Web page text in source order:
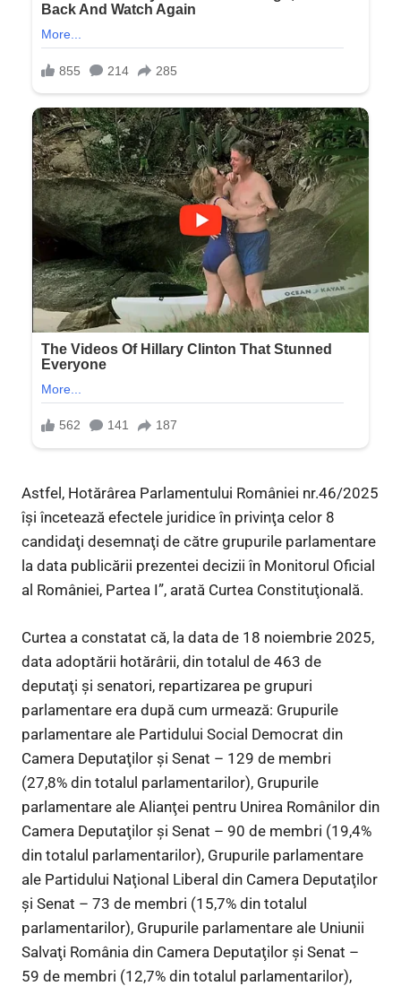
Astfel, Hotărârea Parlamentului României nr.46/2025
îşi încetează efectele juridice în privinţa celor 8
candidaţi desemnaţi de către grupurile parlamentare
la data publicării prezentei decizii în Monitorul Oficial
al României, Partea I”, arată Curtea Constituţională.
Curtea a constatat că, la data de 18 noiembrie 2025,
data adoptării hotărârii, din totalul de 463 de
deputaţi şi senatori, repartizarea pe grupuri
parlamentare era după cum urmează: Grupurile
parlamentare ale Partidului Social Democrat din
Camera Deputaţilor şi Senat – 129 de membri
(27,8% din totalul parlamentarilor), Grupurile
parlamentare ale Alianţei pentru Unirea Românilor din
Camera Deputaţilor şi Senat – 90 de membri (19,4%
din totalul parlamentarilor), Grupurile parlamentare
ale Partidului Naţional Liberal din Camera Deputaţilor
şi Senat – 73 de membri (15,7% din totalul
parlamentarilor), Grupurile parlamentare ale Uniunii
Salvaţi România din Camera Deputaţilor şi Senat –
59 de membri (12,7% din totalul parlamentarilor),